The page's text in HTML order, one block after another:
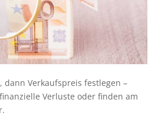
dann Verkaufspreis festlegen –
Verluste oder finden am